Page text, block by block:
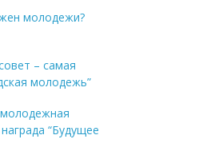
молодежи?
– самая
молодежь”
“Будущее